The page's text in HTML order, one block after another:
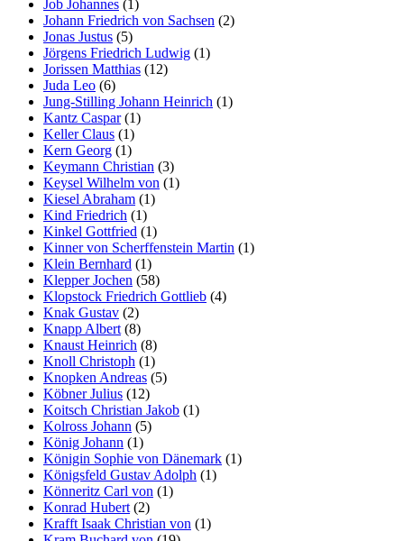
Job Johannes (1)
Johann Friedrich von Sachsen (2)
Jonas Justus (5)
Jörgens Friedrich Ludwig (1)
Jorissen Matthias (12)
Juda Leo (6)
Jung-Stilling Johann Heinrich (1)
Kantz Caspar(1)
Keller Claus (1)
Kern Georg (1)
Keymann Christian (3)
Keysel Wilhelm von (1)
Kiesel Abraham (1)
Kind Friedrich (1)
Kinkel Gottfried (1)
Kinner von Scherffenstein Martin (1)
Klein Bernhard (1)
Klepper Jochen (58)
Klopstock Friedrich Gottlieb (4)
Knak Gustav (2)
Knapp Albert (8)
Knaust Heinrich (8)
Knoll Christoph (1)
Knopken Andreas (5)
Köbner Julius (12)
Koitsch Christian Jakob (1)
Kolross Johann (5)
König Johann (1)
Königin Sophie von Dänemark (1)
Königsfeld Gustav Adolph (1)
Könneritz Carl von (1)
Konrad Hubert (2)
Krafft Isaak Christian von (1)